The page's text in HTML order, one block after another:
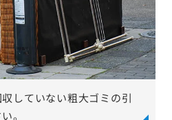
していない粗大ゴミの引
。